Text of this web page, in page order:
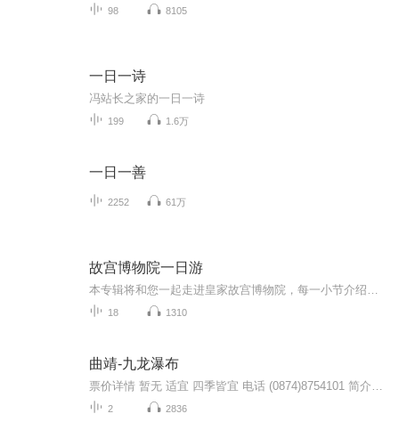
98 8105
一日一诗
冯站长之家的一日一诗
199 1.6万
一日一善
2252 61万
故宫博物院一日游
18 1310
曲靖-九龙瀑布
2 2836